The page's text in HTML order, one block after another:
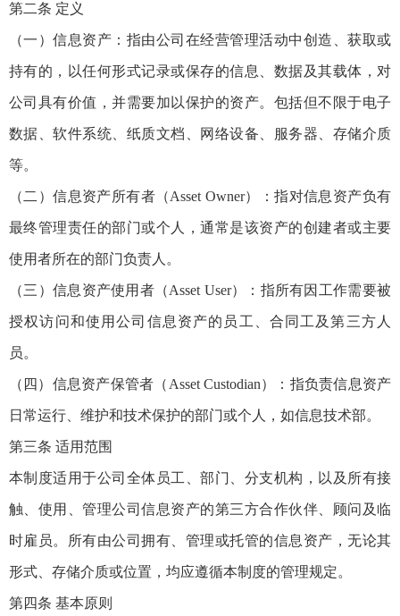
第二条 定义
（一）信息资产：指由公司在经营管理活动中创造、获取或
持有的，以任何形式记录或保存的信息、数据及其载体，对
公司具有价值，并需要加以保护的资产。包括但不限于电子
数据、软件系统、纸质文档、网络设备、服务器、存储介质
等。
（二）信息资产所有者（Asset Owner）：指对信息资产负有
最终管理责任的部门或个人，通常是该资产的创建者或主要
使用者所在的部门负责人。
（三）信息资产使用者（Asset User）：指所有因工作需要被
授权访问和使用公司信息资产的员工、合同工及第三方人
员。
（四）信息资产保管者（Asset Custodian）：指负责信息资产
日常运行、维护和技术保护的部门或个人，如信息技术部。
第三条 适用范围
本制度适用于公司全体员工、部门、分支机构，以及所有接
触、使用、管理公司信息资产的第三方合作伙伴、顾问及临
时雇员。所有由公司拥有、管理或托管的信息资产，无论其
形式、存储介质或位置，均应遵循本制度的管理规定。
第四条 基本原则